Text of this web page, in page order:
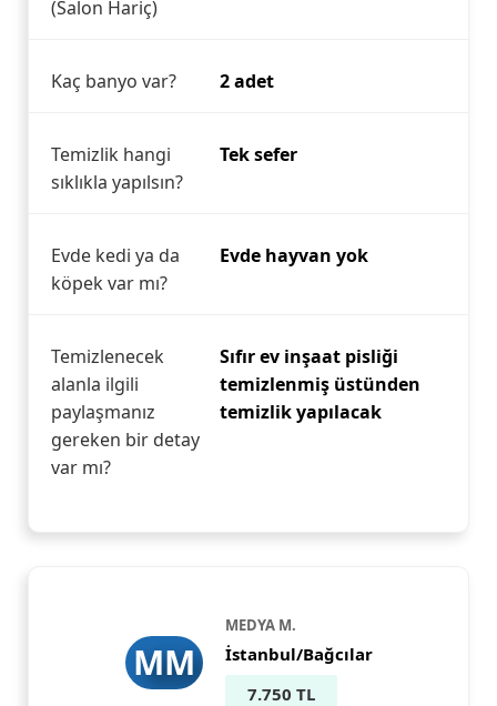
(Salon Hariç)
Kaç banyo var? 2 adet
Temizlik hangi
sıklıkla yapılsın?
Tek sefer
Evde kedi ya da
köpek var mı?
Evde hayvan yok
Temizlenecek
alanla ilgili
paylaşmanız
gereken bir detay
var mı?
Sıfır ev inşaat pisliği
temizlenmiş üstünden
temizlik yapılacak
MM
MEDYA M.
İstanbul/Bağcılar
7.750 TL